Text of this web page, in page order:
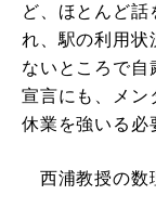
ど、ほとんど話
れ、駅の利用状
ないところで自
宣言にも、メン
休業を強いる必
西浦教授の数